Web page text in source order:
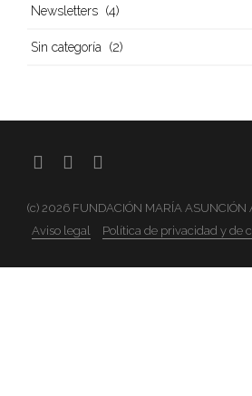
Newsletters (4)
Sin categoría (2)
(c) 2026 FUNDACIÓN MARÍA ASUNCIÓN
Aviso legal
Política de privacidad y de